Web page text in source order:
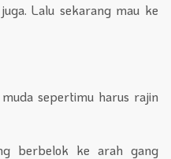
Lalu sekarang mau ke
sepertimu harus rajin
berbelok ke arah gang